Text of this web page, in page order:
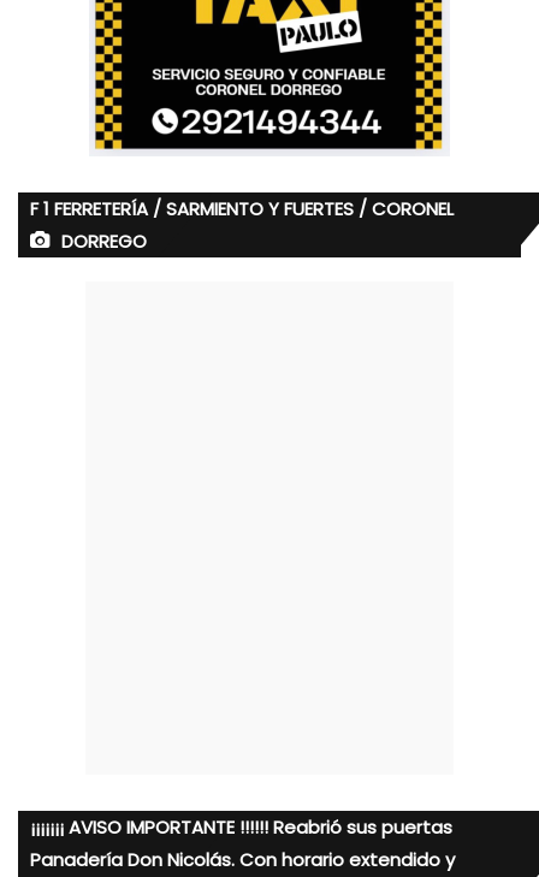
F 1 FERRETERÍA / SARMIENTO Y FUERTES / CORONEL
DORREGO
¡¡¡¡¡¡¡ AVISO IMPORTANTE !!!!!! Reabrió sus puertas
Panadería Don Nicolás. Con horario extendido y